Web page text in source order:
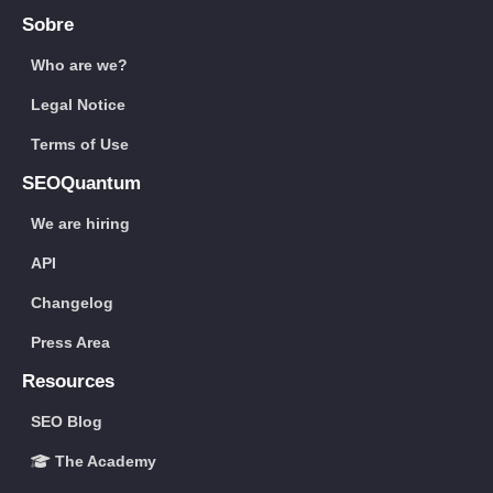
Sobre
Who are we?
Legal Notice
Terms of Use
SEOQuantum
We are hiring
API
Changelog
Press Area
Resources
SEO Blog
The Academy